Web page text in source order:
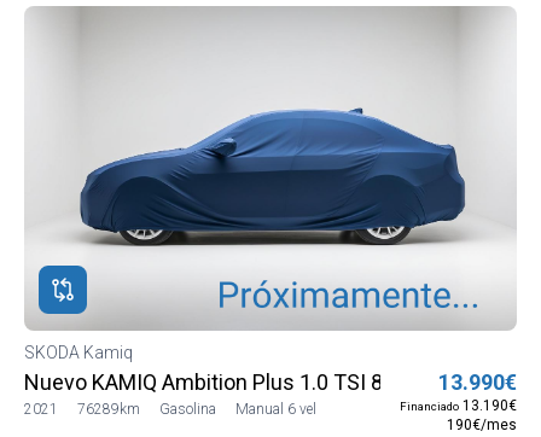
Precio y cuota (0)
Carrocería, año y Kms.
SKODA Kamiq
Nuevo KAMIQ Ambition Plus 1.0 TSI 81kW (110CV)
2021 76289km Gasolina Manual 6 vel
13.990€
Financiado 13.190€
190€/mes